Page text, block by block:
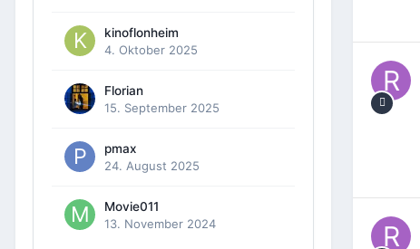
kinoflonheim
4. Oktober 2025
Florian
15. September 2025
pmax
24. August 2025
Movie011
13. November 2024